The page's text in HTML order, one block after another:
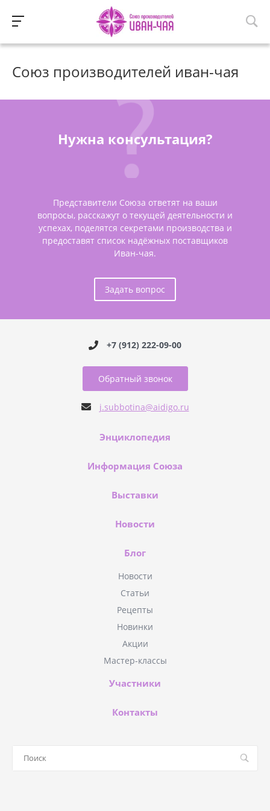
Союз производителей иван-чая
Нужна консультация?
Представители Союза ответят на ваши
вопросы, расскажут о текущей деятельности и
успехах, поделятся секретами производства и
предоставят список надёжных поставщиков
Иван-чая.
Задать вопрос
+7 (912) 222-09-00
Обратный звонок
j.subbotina@aidigo.ru
Энциклопедия
Информация Союза
Выставки
Новости
Блог
Новости
Статьи
Рецепты
Новинки
Акции
Мастер-классы
Участники
Контакты